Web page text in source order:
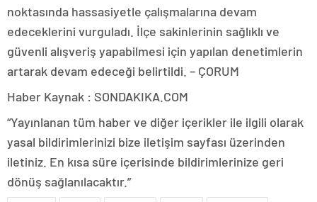
noktasında hassasiyetle çalışmalarına devam
edeceklerini vurguladı. İlçe sakinlerinin sağlıklı ve
güvenli alışveriş yapabilmesi için yapılan denetimlerin
artarak devam edeceği belirtildi. – ÇORUM
Haber Kaynak : SONDAKIKA.COM
“Yayınlanan tüm haber ve diğer içerikler ile ilgili olarak
yasal bildirimlerinizi bize iletişim sayfası üzerinden
iletiniz. En kısa süre içerisinde bildirimlerinize geri
dönüş sağlanılacaktır.”